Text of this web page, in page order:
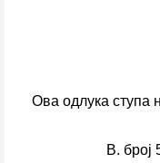
Ова одлука ступа
В. број